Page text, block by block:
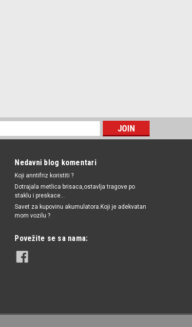
Nedavni blog komentari
Koji anntifriz koristiti ?
Dotrajala metlica brisaca,ostavlja tragove po
staklu i preskace...
Savet za kupovinu akumulatora.Koji je adekvatan
mom vozilu ?
Povežite se sa nama: